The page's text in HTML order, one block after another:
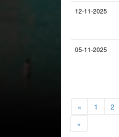
12-11-2025
05-11-2025
« 1 2
»